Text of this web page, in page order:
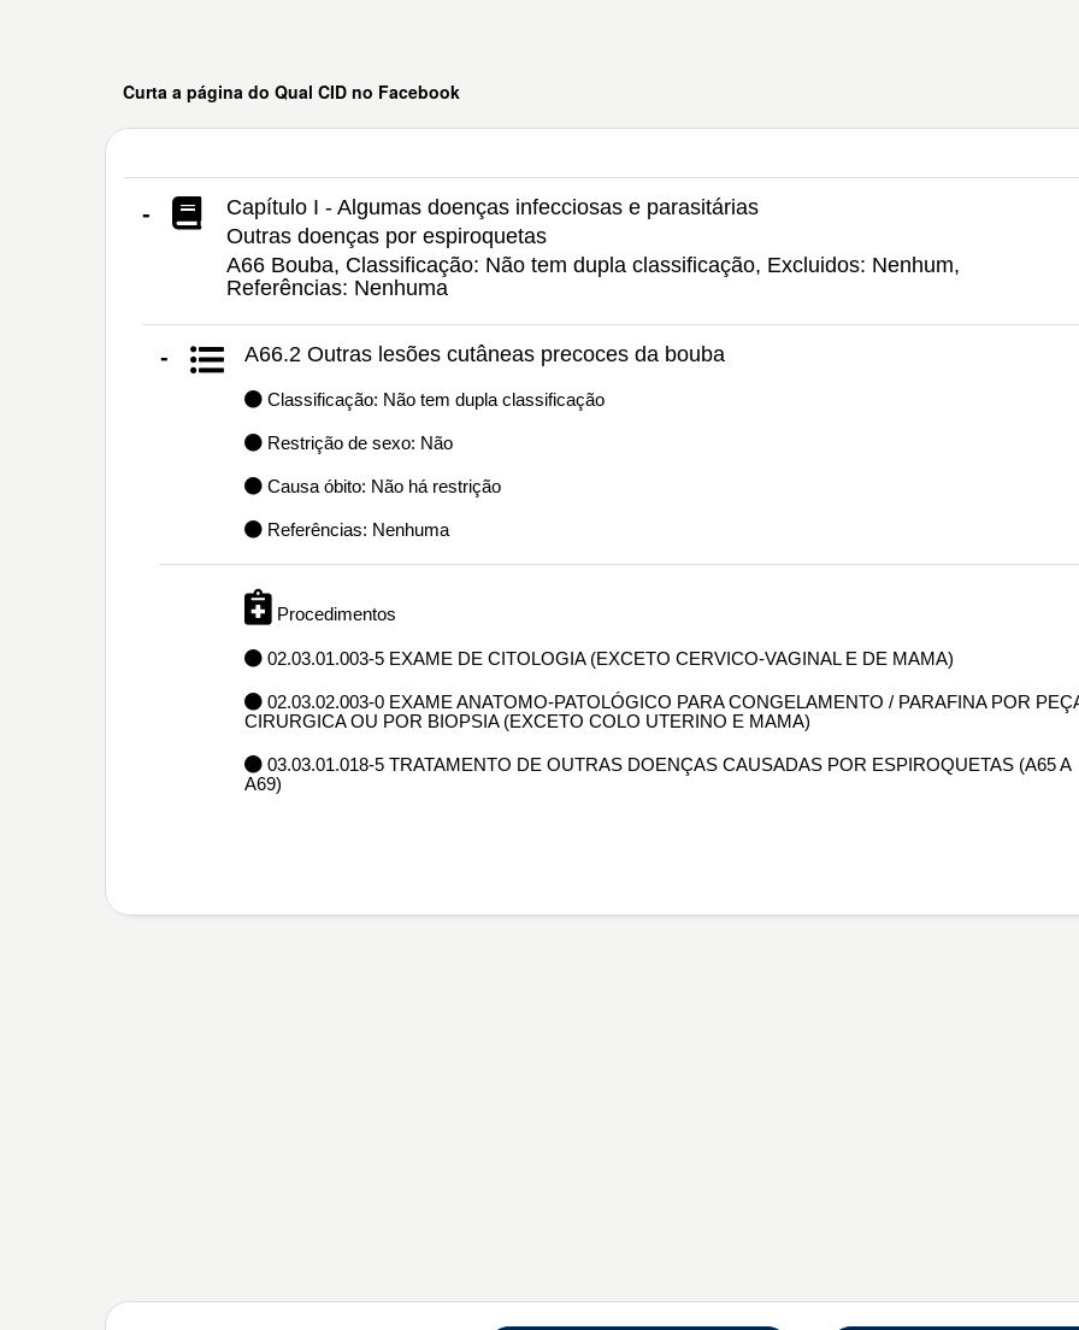
Curta a página do Qual CID no Facebook
-
Capítulo I - Algumas doenças infecciosas e parasitárias
Outras doenças por espiroquetas
A66 Bouba, Classificação: Não tem dupla classificação, Excluidos: Nenhum,
Referências: Nenhuma
- A66.2 Outras lesões cutâneas precoces da bouba
Classificação: Não tem dupla classificação
Restrição de sexo: Não
Causa óbito: Não há restrição
Referências: Nenhuma
Procedimentos
02.03.01.003-5 EXAME DE CITOLOGIA (EXCETO CERVICO-VAGINAL E DE MAMA)
02.03.02.003-0 EXAME ANATOMO-PATOLÓGICO PARA CONGELAMENTO / PARAFINA POR
CIRURGICA OU POR BIOPSIA (EXCETO COLO UTERINO E MAMA)
03.03.01.018-5 TRATAMENTO DE OUTRAS DOENÇAS CAUSADAS POR ESPIROQUETAS (A65 A
A69)